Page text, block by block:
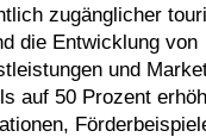
zugänglicher
die Entwicklung von
und
auf 50 Prozent